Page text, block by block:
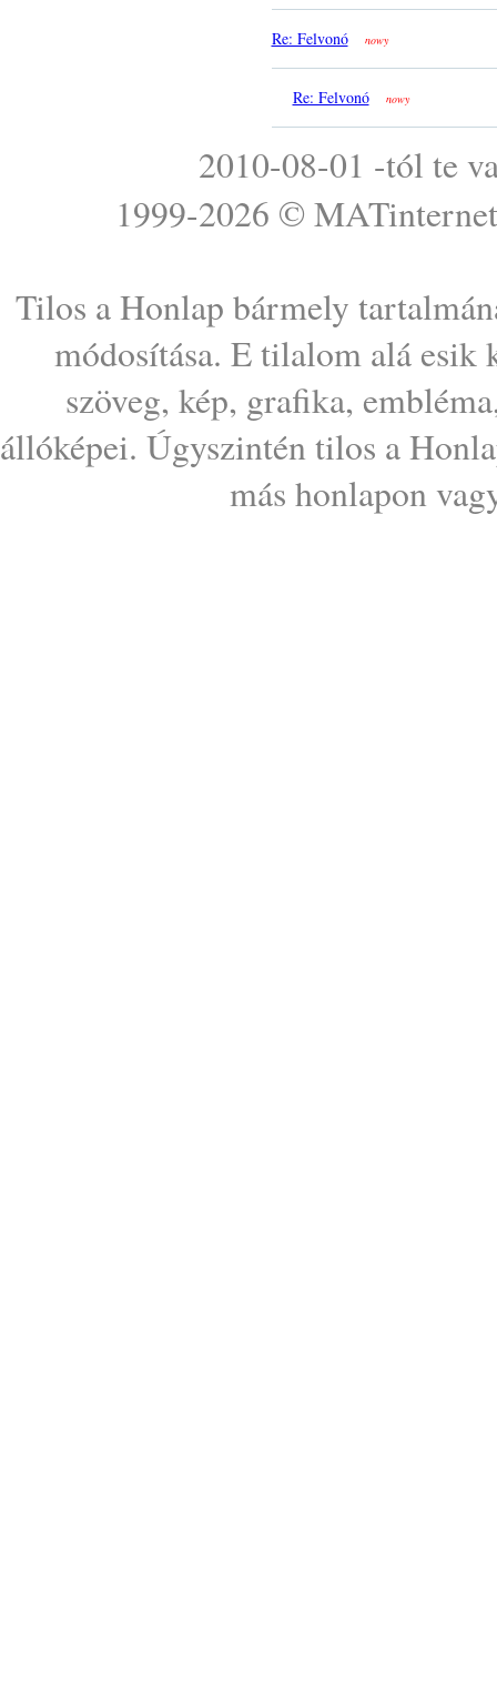
Re: Felvonó nowy
Re: Felvonó nowy
2010-08-01 -tól te
1999-2026 © MATinternet
Tilos a Honlap bármely
módosítása. E tilalom alá esik
szöveg, kép, grafika,
állóképei. Úgyszintén tilos a
más honlapon